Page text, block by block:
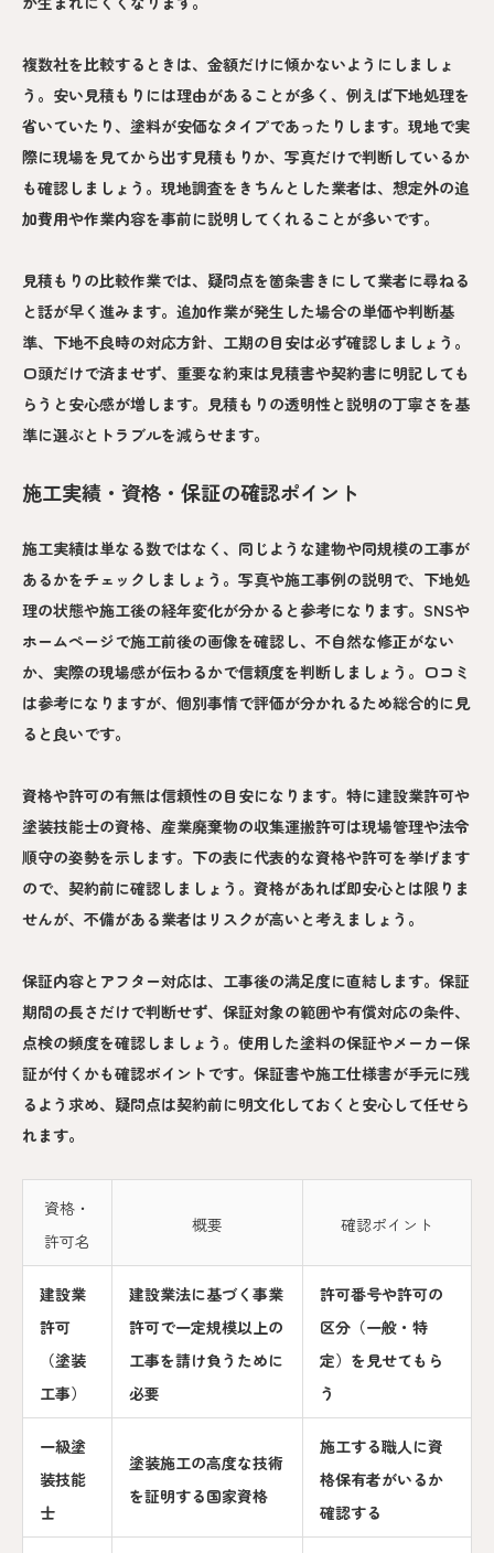
複数社を比較するときは、金額だけに傾かないようにしましょ
う。安い見積もりには理由があることが多く、例えば下地処理を
省いていたり、塗料が安価なタイプであったりします。現地で実
際に現場を見てから出す見積もりか、写真だけで判断しているか
も確認しましょう。現地調査をきちんとした業者は、想定外の追
加費用や作業内容を事前に説明してくれることが多いです。
見積もりの比較作業では、疑問点を箇条書きにして業者に尋ねる
と話が早く進みます。追加作業が発生した場合の単価や判断基
準、下地不良時の対応方針、工期の目安は必ず確認しましょう。
口頭だけで済ませず、重要な約束は見積書や契約書に明記しても
らうと安心感が増します。見積もりの透明性と説明の丁寧さを基
準に選ぶとトラブルを減らせます。
施工実績・資格・保証の確認ポイント
施工実績は単なる数ではなく、同じような建物や同規模の工事が
あるかをチェックしましょう。写真や施工事例の説明で、下地処
理の状態や施工後の経年変化が分かると参考になります。SNSや
ホームページで施工前後の画像を確認し、不自然な修正がない
か、実際の現場感が伝わるかで信頼度を判断しましょう。口コミ
は参考になりますが、個別事情で評価が分かれるため総合的に見
ると良いです。
資格や許可の有無は信頼性の目安になります。特に建設業許可や
塗装技能士の資格、産業廃棄物の収集運搬許可は現場管理や法令
順守の姿勢を示します。下の表に代表的な資格や許可を挙げます
ので、契約前に確認しましょう。資格があれば即安心とは限りま
せんが、不備がある業者はリスクが高いと考えましょう。
保証内容とアフター対応は、工事後の満足度に直結します。保証
期間の長さだけで判断せず、保証対象の範囲や有償対応の条件、
点検の頻度を確認しましょう。使用した塗料の保証やメーカー保
証が付くかも確認ポイントです。保証書や施工仕様書が手元に残
るよう求め、疑問点は契約前に明文化しておくと安心して任せら
れます。
資格・
許可名
概要 確認ポイント
建設業
許可
（塗装
工事）
建設業法に基づく事業
許可で一定規模以上の
工事を請け負うために
必要
許可番号や許可の
区分（一般・特
定）を見せてもら
う
一級塗
装技能
士
塗装施工の高度な技術
を証明する国家資格
施工する職人に資
格保有者がいるか
確認する